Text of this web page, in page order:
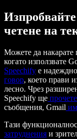
четене на
Можете да накарате
когато използвате
Speechify е надеждно
говор, което прави
лесно. Чрез
Speechify ще
съобщения, Gmail
Тази
затруднения и